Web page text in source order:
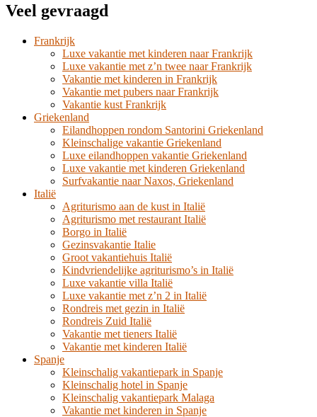
Veel gevraagd
Frankrijk
Luxe vakantie met kinderen naar Frankrijk
Luxe vakantie met z’n twee naar Frankrijk
Vakantie met kinderen in Frankrijk
Vakantie met pubers naar Frankrijk
Vakantie kust Frankrijk
Griekenland
Eilandhoppen rondom Santorini Griekenland
Kleinschalige vakantie Griekenland
Luxe eilandhoppen vakantie Griekenland
Luxe vakantie met kinderen Griekenland
Surfvakantie naar Naxos, Griekenland
Italië
Agriturismo aan de kust in Italië
Agriturismo met restaurant Italië
Borgo in Italië
Gezinsvakantie Italie
Groot vakantiehuis Italië
Kindvriendelijke agriturismo’s in Italië
Luxe vakantie villa Italië
Luxe vakantie met z’n 2 in Italië
Rondreis met gezin in Italië
Rondreis Zuid Italië
Vakantie met tieners Italië
Vakantie met kinderen Italië
Spanje
Kleinschalig vakantiepark in Spanje
Kleinschalig hotel in Spanje
Kleinschalig vakantiepark Malaga
Vakantie met kinderen in Spanje